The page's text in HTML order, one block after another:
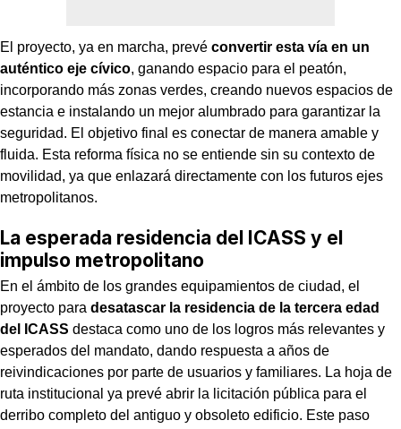
El proyecto, ya en marcha, prevé convertir esta vía en un
auténtico eje cívico, ganando espacio para el peatón,
incorporando más zonas verdes, creando nuevos espacios de
estancia e instalando un mejor alumbrado para garantizar la
seguridad. El objetivo final es conectar de manera amable y
fluida. Esta reforma física no se entiende sin su contexto de
movilidad, ya que enlazará directamente con los futuros ejes
metropolitanos.
La esperada residencia del ICASS y el
impulso metropolitano
En el ámbito de los grandes equipamientos de ciudad, el
proyecto para desatascar la residencia de la tercera edad
del ICASS destaca como uno de los logros más relevantes y
esperados del mandato, dando respuesta a años de
reivindicaciones por parte de usuarios y familiares. La hoja de
ruta institucional ya prevé abrir la licitación pública para el
derribo completo del antiguo y obsoleto edificio. Este paso